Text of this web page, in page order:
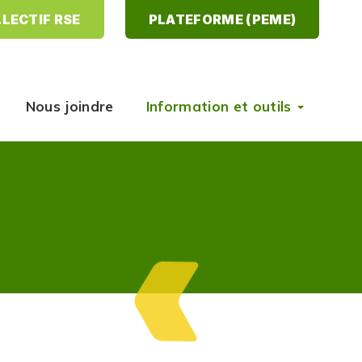
RSE PLATEFORME (PEME)
Nous joindre Information et outils